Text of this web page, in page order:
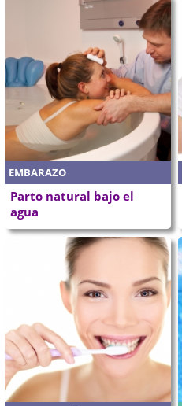
EMBARAZO
Parto natural bajo el
agua